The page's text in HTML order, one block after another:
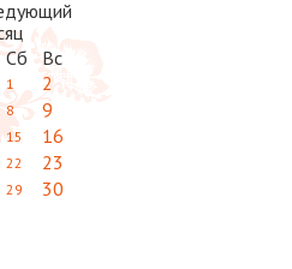
Сб Вс
1 2
8 9
15 16
22 23
29 30